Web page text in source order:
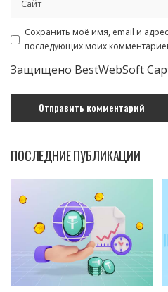
Сохранить моё имя, email и
последующих моих
Защищено BestWebSoft
ПОСЛЕДНИЕ ПУБЛИКАЦИИ